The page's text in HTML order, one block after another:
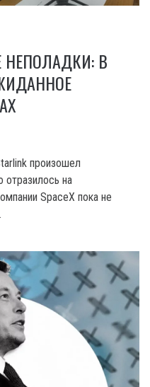
НЕПОЛАДКИ: В
произошел
на
SpaceX пока не